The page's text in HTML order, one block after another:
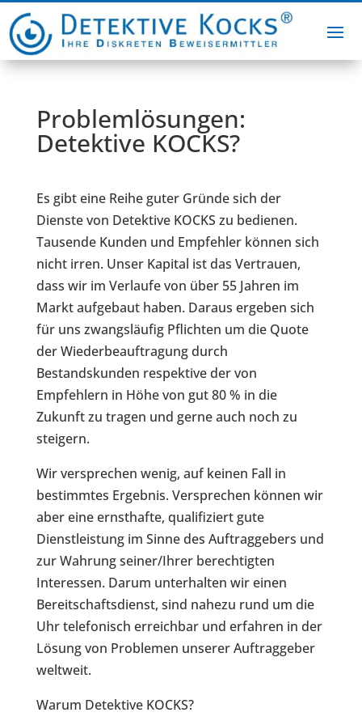
Problemlösungen:
Detektive KOCKS?
Es gibt eine Reihe guter Gründe sich der
Dienste von Detektive KOCKS zu bedienen.
Tausende Kunden und Empfehler können sich
nicht irren. Unser Kapital ist das Vertrauen,
dass wir im Verlaufe von über 55 Jahren im
Markt aufgebaut haben. Daraus ergeben sich
für uns zwangsläufig Pflichten um die Quote
der Wiederbeauftragung durch
Bestandskunden respektive der von
Empfehlern in Höhe von gut 80 % in die
Zukunft zu tragen und gerne auch noch zu
steigern.
Wir versprechen wenig, auf keinen Fall in
bestimmtes Ergebnis. Versprechen können wir
aber eine ernsthafte, qualifiziert gute
Dienstleistung im Sinne des Auftraggebers und
zur Wahrung seiner/Ihrer berechtigten
Interessen. Darum unterhalten wir einen
Bereitschaftsdienst, sind nahezu rund um die
Uhr telefonisch erreichbar und erfahren in der
Lösung von Problemen unserer Auftraggeber
weltweit.
Warum Detektive KOCKS?